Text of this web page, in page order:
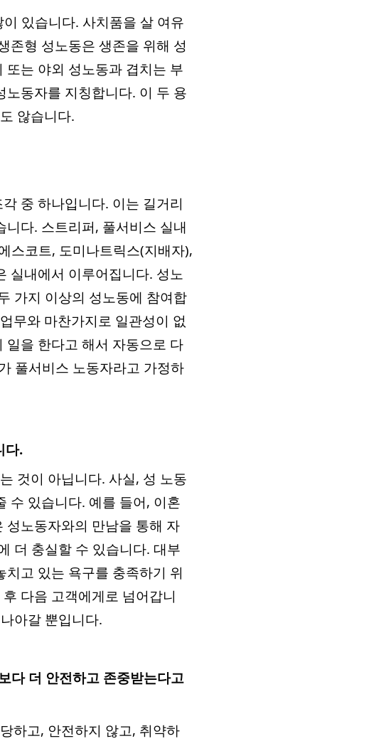
있습니다. 사치품을 살 여유
존형 성노동은 생존을 위해 성
는 야외 성노동과 겹치는 부
동자를 지칭합니다. 이 두 용
않습니다.
중 하나입니다. 이는 길거리
다. 스트리퍼, 풀서비스 실내
스코트, 도미나트릭스(지배자),
실내에서 이루어집니다. 성노
가지 이상의 성노동에 참여합
무와 마찬가지로 일관성이 없
일을 한다고 해서 자동으로 다
풀서비스 노동자라고 가정하
다.
것이 아닙니다. 사실, 성 노동
수 있습니다. 예를 들어, 이혼
성노동자와의 만남을 통해 자
더 충실할 수 있습니다. 대부
고 있는 욕구를 충족하기 위
다음 고객에게로 넘어갑니
아갈 뿐입니다.
다 더 안전하고 존중받는다고
하고, 안전하지 않고, 취약하